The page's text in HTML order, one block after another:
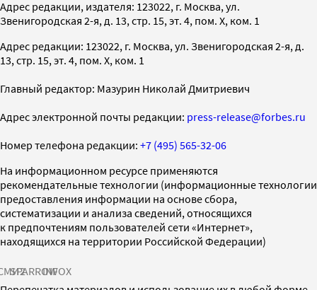
Адрес редакции, издателя: 123022, г. Москва, ул.
Звенигородская 2-я, д. 13, стр. 15, эт. 4, пом. X, ком. 1
Адрес редакции: 123022, г. Москва, ул. Звенигородская 2-я, д.
13, стр. 15, эт. 4, пом. X, ком. 1
Главный редактор: Мазурин Николай Дмитриевич
Адрес электронной почты редакции: press-release@forbes.ru
Номер телефона редакции: +7 (495) 565-32-06
На информационном ресурсе применяются
рекомендательные технологии (информационные технологии
предоставления информации на основе сбора,
систематизации и анализа сведений, относящихся
к предпочтениям пользователей сети «Интернет»,
находящихся на территории Российской Федерации)
SPARROWINFOX